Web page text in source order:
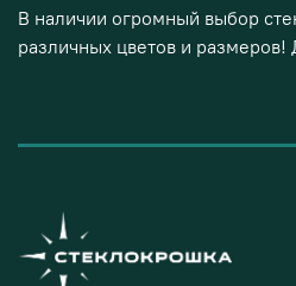
В наличии огромный выбор
различных цветов и размеров!